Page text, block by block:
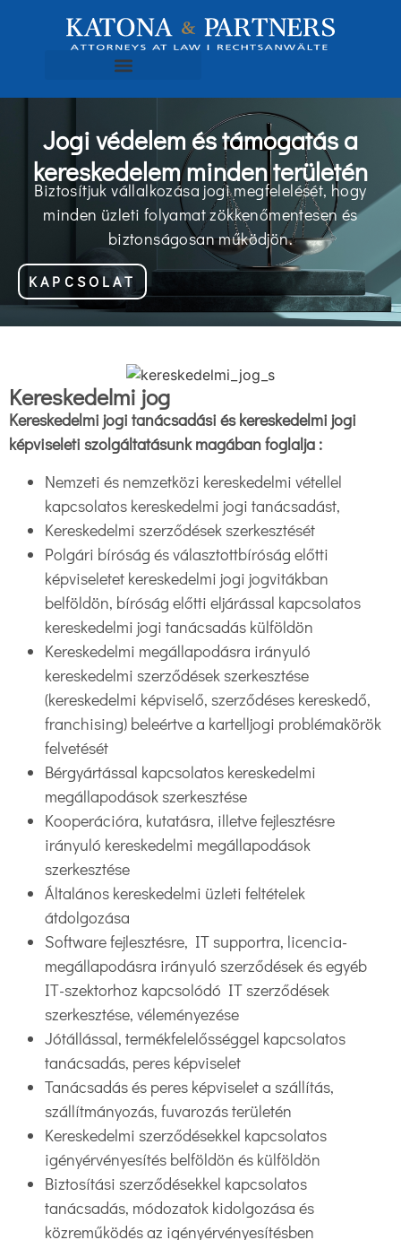
Jogi védelem és támogatás a
kereskedelem minden területén
Biztosítjuk vállalkozása jogi megfelelését, hogy
minden üzleti folyamat zökkenőmentesen és
biztonságosan működjön.
KAPCSOLAT
Kereskedelmi jog
Kereskedelmi jogi tanácsadási és kereskedelmi jogi
képviseleti szolgáltatásunk magában foglalja :
Nemzeti és nemzetközi kereskedelmi vétellel
kapcsolatos kereskedelmi jogi tanácsadást,
Kereskedelmi szerződések szerkesztését
Polgári bíróság és választottbíróság előtti
képviseletet kereskedelmi jogi jogvitákban
belföldön, bíróság előtti eljárással kapcsolatos
kereskedelmi jogi tanácsadás külföldön
Kereskedelmi megállapodásra irányuló
kereskedelmi szerződések szerkesztése
(kereskedelmi képviselő, szerződéses kereskedő,
franchising) beleértve a kartelljogi problémakörök
felvetését
Bérgyártással kapcsolatos kereskedelmi
megállapodások szerkesztése
Kooperációra, kutatásra, illetve fejlesztésre
irányuló kereskedelmi megállapodások
szerkesztése
Általános kereskedelmi üzleti feltételek
átdolgozása
Software fejlesztésre, IT supportra, licencia-
megállapodásra irányuló szerződések és egyéb
IT-szektorhoz kapcsolódó IT szerződések
szerkesztése, véleményezése
Jótállással, termékfelelősséggel kapcsolatos
tanácsadás, peres képviselet
Tanácsadás és peres képviselet a szállítás,
szállítmányozás, fuvarozás területén
Kereskedelmi szerződésekkel kapcsolatos
igényérvényesítés belföldön és külföldön
Biztosítási szerződésekkel kapcsolatos
tanácsadás, módozatok kidolgozása és
közreműködés az igényérvényesítésben